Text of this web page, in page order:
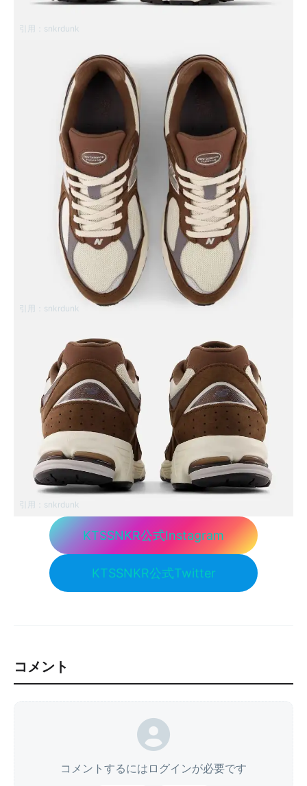
引用： snkrdunk
引用： snkrdunk
引用： snkrdunk
KTSSNKR公式Instagram
KTSSNKR公式Twitter
コメント
コメントするにはログインが必要です